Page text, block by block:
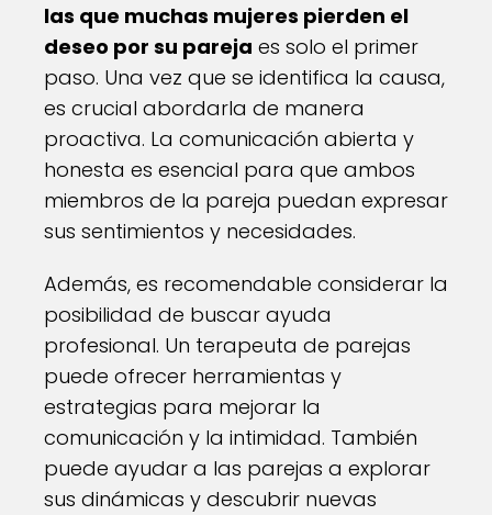
las que muchas mujeres pierden el
deseo por su pareja es solo el primer
paso. Una vez que se identifica la causa,
es crucial abordarla de manera
proactiva. La comunicación abierta y
honesta es esencial para que ambos
miembros de la pareja puedan expresar
sus sentimientos y necesidades.
Además, es recomendable considerar la
posibilidad de buscar ayuda
profesional. Un terapeuta de parejas
puede ofrecer herramientas y
estrategias para mejorar la
comunicación y la intimidad. También
puede ayudar a las parejas a explorar
sus dinámicas y descubrir nuevas